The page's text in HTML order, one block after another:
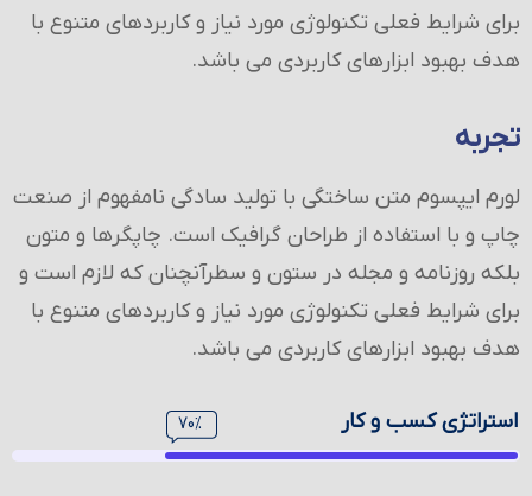
برای شرایط فعلی تکنولوژی مورد نیاز و کاربردهای متنوع با
هدف بهبود ابزارهای کاربردی می باشد.
تجربه
لورم ایپسوم متن ساختگی با تولید سادگی نامفهوم از صنعت
چاپ و با استفاده از طراحان گرافیک است. چاپگرها و متون
بلکه روزنامه و مجله در ستون و سطرآنچنان که لازم است و
برای شرایط فعلی تکنولوژی مورد نیاز و کاربردهای متنوع با
هدف بهبود ابزارهای کاربردی می باشد.
استراتژی کسب و کار 70%